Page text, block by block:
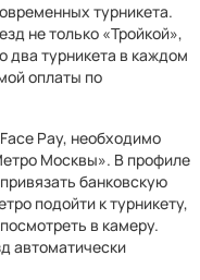
турникета.
не только «Тройкой»,
два турникета в каждом
оплаты по
Pay, необходимо
Москвы»‎. В профиле
банковскую
подойти к турникету,
в камеру.
автоматически